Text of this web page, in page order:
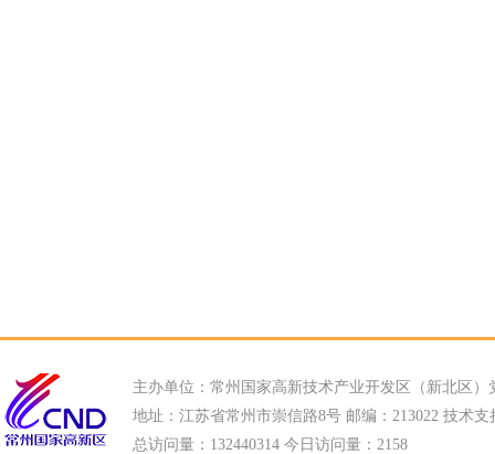
主办单位：常州国家高新技术产业开发区（新北区）
地址：江苏省常州市崇信路8号 邮编：213022 技术支
总访问量： 132440314 今日访问量： 2158